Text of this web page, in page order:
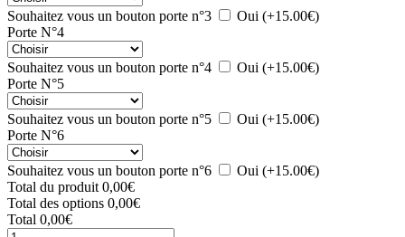
Souhaitez vous un bouton porte n°3 Oui (+15.00€)
Porte N°4
Souhaitez vous un bouton porte n°4 Oui (+15.00€)
Porte N°5
Souhaitez vous un bouton porte n°5 Oui (+15.00€)
Porte N°6
Souhaitez vous un bouton porte n°6 Oui (+15.00€)
Total du produit 0,00€
Total des options 0,00€
Total 0,00€